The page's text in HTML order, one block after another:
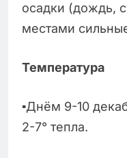
осадки (дождь,
местами
Температура
▪️Днём 9-10
2-7° тепла.